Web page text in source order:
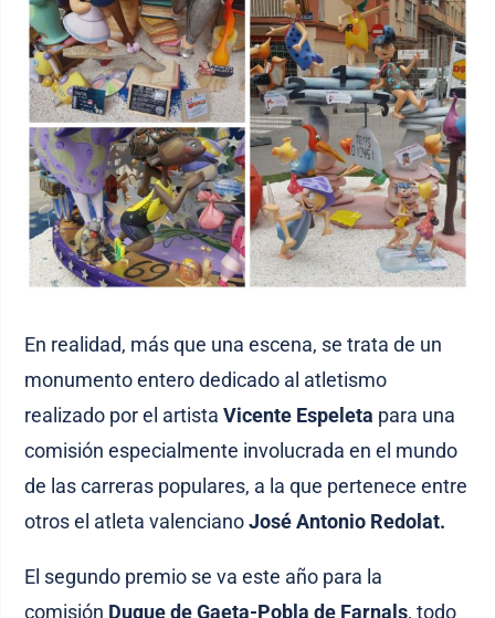
En realidad, más que una escena, se trata de un
monumento entero dedicado al atletismo
realizado por el artistaVicente Espeleta para una
comisión especialmente involucrada en el mundo
de las carreras populares, a la que pertenece entre
otros el atleta valencianoJosé Antonio Redolat.
El segundo premio se va este año para la
comisión Duque de Gaeta-Pobla de Farnals, todo